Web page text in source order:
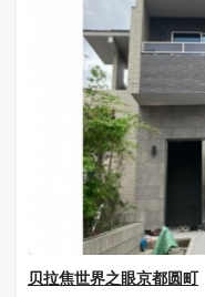
贝拉焦世界之眼京都圆町